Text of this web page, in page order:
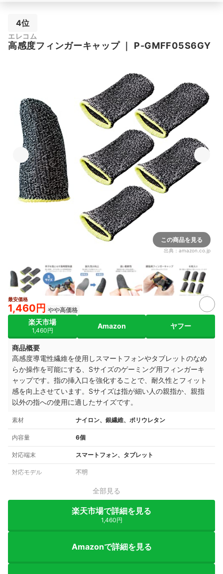
4位
エレコム
高感度フィンガーキャップ｜ P-GMFF05S6GY
この商品を見る
出典： amazon.co.jp
最安価格
1,460円 やや高価格
楽天市場
1,460円
Amazon ヤフー
商品概要
高感度導電性繊維を使用しスマートフォンやタブレットのなめ
らか操作を可能にする、Sサイズのゲーミング用フィンガーキ
ャップです。指の挿入口を強化することで、耐久性とフィット
感を向上させています。Sサイズは指が細い人の親指か、親指
以外の指への使用に適したサイズです。
素材 ナイロン、銀繊維、ポリウレタン
内容量 6個
対応端末 スマートフォン、タブレット
対応モデル 不明
全部見る
楽天市場で詳細を見る
1,460円
Amazonで詳細を見る